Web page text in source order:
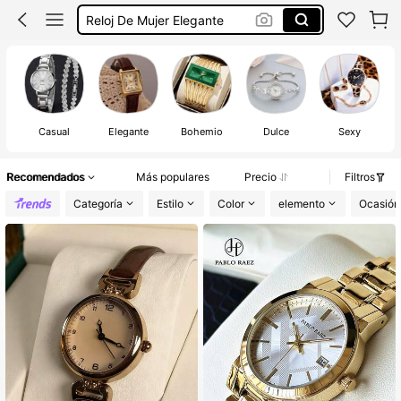
Reloj De Mujer Elegante
Reloj De Mujer
Casual Elegante Bohemio Dulce Sexy
Recomendados Más populares Precio
Filtros
Categoría
Estilo Color elemento Ocasión